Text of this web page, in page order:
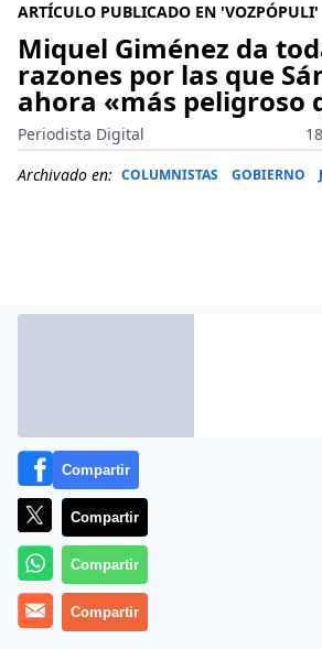
ARTÍCULO PUBLICADO EN 'VOZPÓPULI'
Miquel Giménez da
razones por las que
ahora «más peligroso
Periodista Digital
Archivado en: COLUMNISTAS GOBIERNO
Más información
Compartir
Compartir
Compartir
Compartir